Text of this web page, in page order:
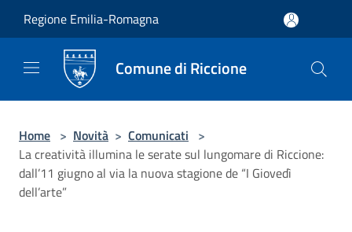
Regione Emilia-Romagna
Comune di Riccione
Home > Novità > Comunicati >
La creatività illumina le serate sul lungomare di Riccione:
dall’11 giugno al via la nuova stagione de “I Giovedì
dell’arte”